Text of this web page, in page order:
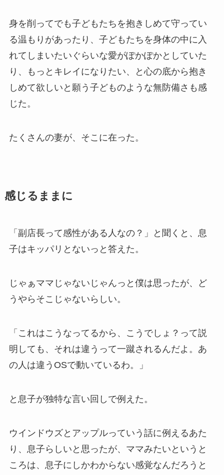
身を削ってでも子どもたちを抱きしめて守ってい
る温もりがあったり、子どもたちを身体の中に入
れてしまいたいぐらいな愛がぽかぽかとしていた
り、もっとキレイになりたい、と心の底から抱き
しめて欲しいと願う子どものような無防備さも感
じた。
たくさんの妻が、そこに在った。
感じるままに
「副店長って感性がある人なの？」と聞くと、息
子はキッパリとないっと答えた。
じゃぁママじゃないじゃんっと僕は思ったが、ど
うやらそこじゃないらしい。
「これはこうなってるから、こうでしょ？って説
明しても、それは違うって一蹴されるんだよ。あ
の人は違うOSで動いているわ。」
と息子が独特な言い回しで例えた。
ウインドウズとアップルっていう話に例えるあた
り、息子らしいと思ったが、ママみたいというと
ころは、息子にしかわからない感覚なんだろうと